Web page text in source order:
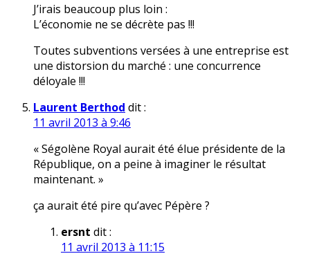
J’irais beaucoup plus loin :
L’économie ne se décrète pas !!!
Toutes subventions versées à une entreprise est
une distorsion du marché : une concurrence
déloyale !!!
Laurent Berthod dit :
11 avril 2013 à 9:46
« Ségolène Royal aurait été élue présidente de la
République, on a peine à imaginer le résultat
maintenant. »
ça aurait été pire qu’avec Pépère ?
ersnt dit :
11 avril 2013 à 11:15